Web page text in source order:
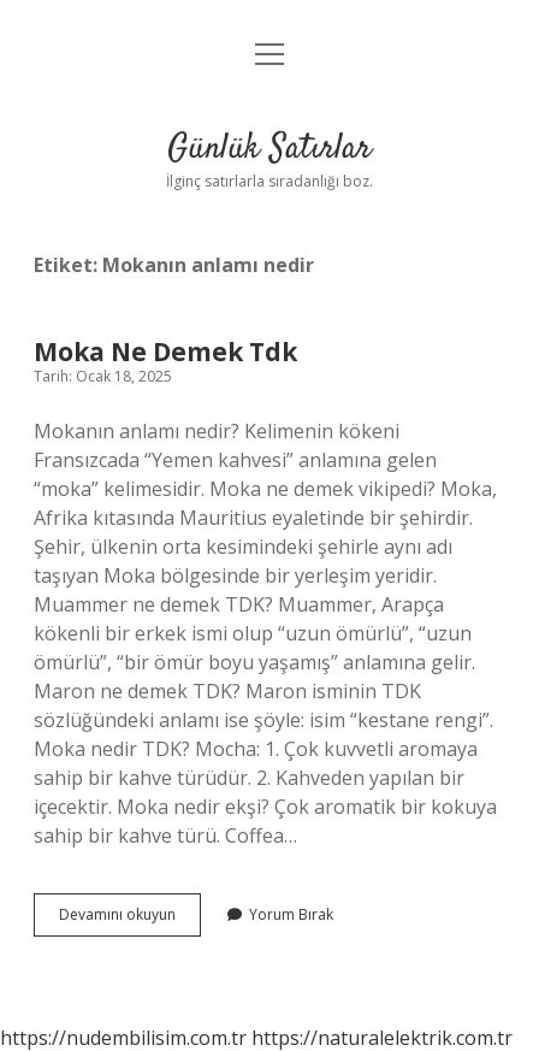
Anasayfa
Yasal Uyarı
menüyü
Günlük Satırlar
İlginç satırlarla sıradanlığı boz.
Etiket: Mokanın anlamı nedir
Moka Ne Demek Tdk
Tarih: Ocak 18, 2025
Mokanın anlamı nedir? Kelimenin kökeni
Fransızcada “Yemen kahvesi” anlamına gelen
“moka” kelimesidir. Moka ne demek vikipedi? Moka,
Afrika kıtasında Mauritius eyaletinde bir şehirdir.
Şehir, ülkenin orta kesimindeki şehirle aynı adı
taşıyan Moka bölgesinde bir yerleşim yeridir.
Muammer ne demek TDK? Muammer, Arapça
kökenli bir erkek ismi olup “uzun ömürlü”, “uzun
ömürlü”, “bir ömür boyu yaşamış” anlamına gelir.
Maron ne demek TDK? Maron isminin TDK
sözlüğündeki anlamı ise şöyle: isim “kestane rengi”.
Moka nedir TDK? Mocha: 1. Çok kuvvetli aromaya
sahip bir kahve türüdür. 2. Kahveden yapılan bir
içecektir. Moka nedir ekşi? Çok aromatik bir kokuya
sahip bir kahve türü. Coffea…
Devamını okuyun
Ne
Yorum Bırak
https://nudembilisim.com.tr https://naturalelektrik.com.tr